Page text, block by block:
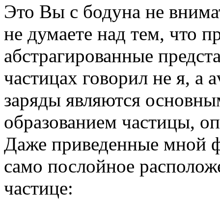
Это Вы с бодуна не
не думаете над тем, что
абстрагированные
частицах говорил не я, а
заряды являются
образованием частицы,
Даже приведенные мной
само послойное
частице: